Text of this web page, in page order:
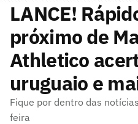
LANCE!
próximo de
Athletico
uruguaio e
Fique por dentro das
feira